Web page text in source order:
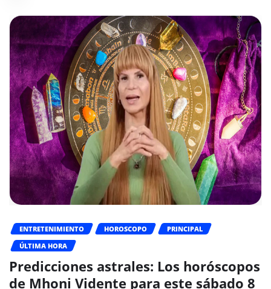
ENTRETENIMIENTO HOROSCOPO
PRINCIPAL
ÚLTIMA HORA
Predicciones astrales: Los horóscopos
de Mhoni Vidente para este sábado 8